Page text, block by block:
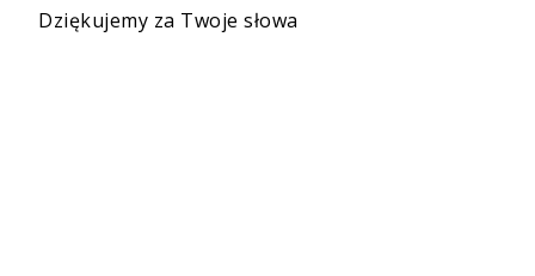
Dziękujemy za Twoje słowa